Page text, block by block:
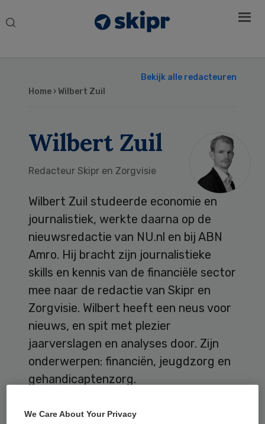
Search
Bekijk alle redacteuren
Home › Wilbert Zuil
Wilbert Zuil
Redacteur Skipr en Zorgvisie
Wilbert Zuil studeerde economie en
journalistiek, werkte daarna op de
nieuwsredactie van NU.nl en bij ABN
Amro. Hij bracht zijn journalistieke
skills en kennis van de financiële sector
mee naar de redactie van Skipr en
Zorgvisie. Wilbert heeft een neus voor
nieuws, en spit met plezier
jaarverslagen en analyses door. Zijn
onderwerpen: financiën, jeugdzorg en
gehandicaptenzorg.
We Care About Your Privacy